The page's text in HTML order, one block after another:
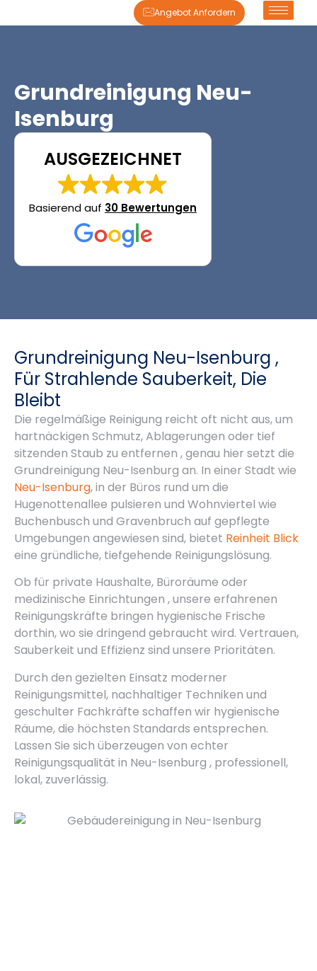
Angebot Anfordern
Grundreinigung Neu-
Isenburg
AUSGEZEICHNET
Basierend auf 30 Bewertungen
Grundreinigung Neu-Isenburg ,
Für Strahlende Sauberkeit, Die
Bleibt
Die regelmäßige Reinigung reicht oft nicht aus, um
hartnäckigen Schmutz, Ablagerungen oder tief
sitzenden Staub zu entfernen , genau hier setzt die
Grundreinigung Neu-Isenburg an. In einer Stadt wie
Neu-Isenburg, in der Büros rund um die
Hugenottenallee pulsieren und Wohnviertel wie
Buchenbusch und Gravenbruch auf gepflegte
Umgebungen angewiesen sind, bietet Reinheit Blick
eine gründliche, tiefgehende Reinigungslösung.
Ob für private Haushalte, Büroräume oder
medizinische Einrichtungen , unsere erfahrenen
Reinigungskräfte bringen hygienische Frische
dorthin, wo sie dringend gebraucht wird. Vertrauen,
Sauberkeit und Effizienz sind unsere Prioritäten.
Durch den gezielten Einsatz moderner
Reinigungsmittel, nachhaltiger Techniken und
geschulter Fachkräfte schaffen wir hygienische
Räume, die höchsten Standards entsprechen.
Lassen Sie sich überzeugen von echter
Reinigungsqualität in Neu-Isenburg , professionell,
lokal, zuverlässig.